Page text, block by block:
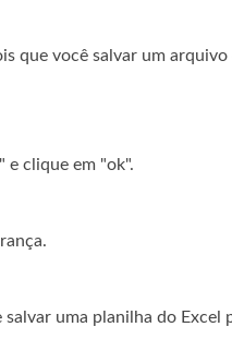
que você salvar um
e clique em "ok".
uma planilha do